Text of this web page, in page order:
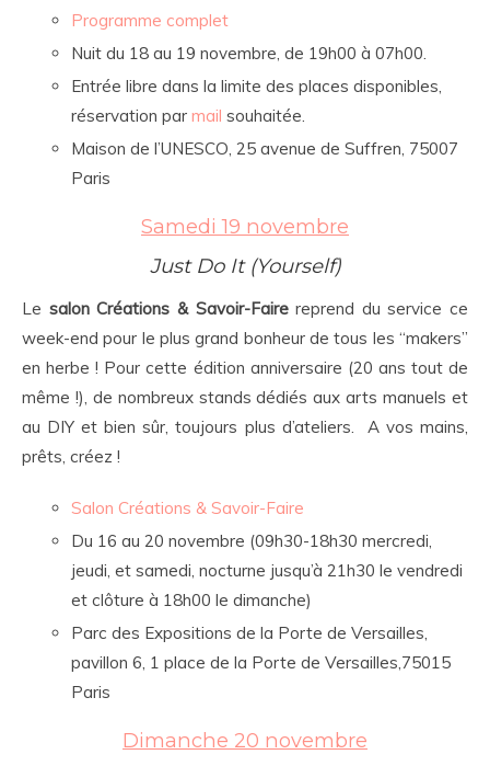
Programme complet
Nuit du 18 au 19 novembre, de 19h00 à 07h00.
Entrée libre dans la limite des places disponibles,
réservation par mail souhaitée.
Maison de l’UNESCO, 25 avenue de Suffren, 75007
Paris
Samedi 19 novembre
Just Do It (Yourself)
Le salon Créations & Savoir-Fairereprend du service ce
week-end pour le plus grand bonheur de tous les “makers”
en herbe ! Pour cette édition anniversaire (20 ans tout de
même !), de nombreux stands dédiés aux arts manuels et
au DIY et bien sûr, toujours plus d’ateliers. A vos mains,
prêts, créez !
Salon Créations & Savoir-Faire
Du 16 au 20 novembre (09h30-18h30 mercredi,
jeudi, et samedi, nocturne jusqu’à 21h30 le vendredi
et clôture à 18h00 le dimanche)
Parc des Expositions de la Porte de Versailles,
pavillon 6, 1 place de la Porte de Versailles,75015
Paris
Dimanche 20 novembre